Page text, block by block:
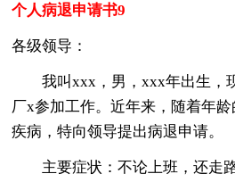
个人病退申请书9
各级领导：
我叫xxx，男，xxx年出生，
厂x参加工作。近年来，随着年
疾病，特向领导提出病退申请。
主要症状：不论上班，还走路